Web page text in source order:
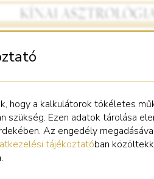
hogy a kalkulátorok tökéletes
szükség. Ezen adatok tárolása
Az engedély
tájékoztatóban